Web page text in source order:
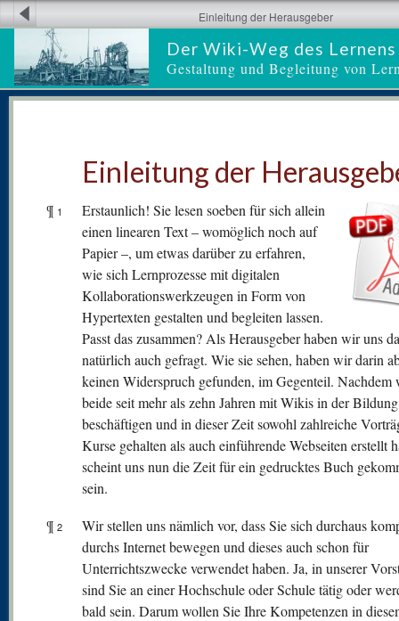
Der Wiki-Weg des Lernens
Gestaltung und Begleitung von
Einleitung der Herausgeber
Einleitung der
¶ 1
Erstaunlich! Sie lesen soeben für sich allein
einen linearen Text – womöglich noch auf
Papier –, um etwas darüber zu erfahren,
wie sich Lernprozesse mit digitalen
Kollaborationswerkzeugen in Form von
Hypertexten gestalten und begleiten lassen.
Passt das zusammen? Als Herausgeber haben wir uns
natürlich auch gefragt. Wie sie sehen, haben wir darin
keinen Widerspruch gefunden, im Gegenteil. Nachdem
beide seit mehr als zehn Jahren mit Wikis in der Bildung
beschäftigen und in dieser Zeit sowohl zahlreiche
Kurse gehalten als auch einführende Webseiten erstellt
scheint uns nun die Zeit für ein gedrucktes Buch
sein.
¶ 2
Wir stellen uns nämlich vor, dass Sie sich durchaus
durchs Internet bewegen und dieses auch schon für
Unterrichtszwecke verwendet haben. Ja, in unserer
sind Sie an einer Hochschule oder Schule tätig oder
bald sein. Darum wollen Sie Ihre Kompetenzen in